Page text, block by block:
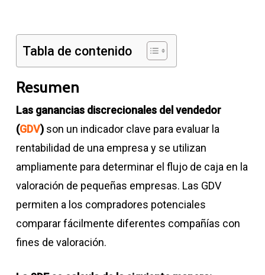
Tabla de contenido
Resumen
Las ganancias discrecionales del vendedor
(GDV)son un indicador clave para evaluar la
rentabilidad de una empresa y se utilizan
ampliamente para determinar el flujo de caja en la
valoración de pequeñas empresas. Las GDV
permiten a los compradores potenciales
comparar fácilmente diferentes compañías con
fines de valoración.